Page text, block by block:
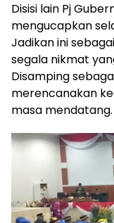
Disisi lain Pj
mengucapkan
Jadikan ini
segala nikmat
Disamping
merencanakan
masa mendatang.